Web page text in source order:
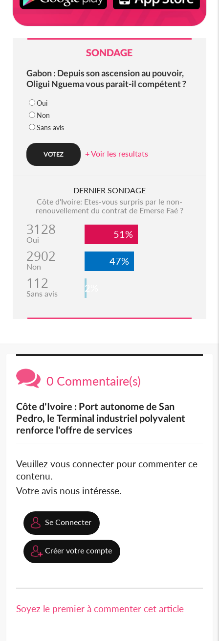
SONDAGE
Gabon : Depuis son ascension au pouvoir,
Oligui Nguema vous parait-il compétent ?
Oui
Non
Sans avis
+ Voir les resultats
DERNIER SONDAGE
Côte d'Ivoire: Etes-vous surpris par le non-
renouvellement du contrat de Emerse Faé ?
3128
Oui 51%
2902
Non 47%
112
Sans avis 2%
0 Commentaire(s)
Côte d'Ivoire : Port autonome de San
Pedro, le Terminal industriel polyvalent
renforce l'offre de services
Veuillez vous connecter pour commenter ce
contenu.
Votre avis nous intéresse.
Se Connecter
Créer votre compte
Soyez le premier à commenter cet article